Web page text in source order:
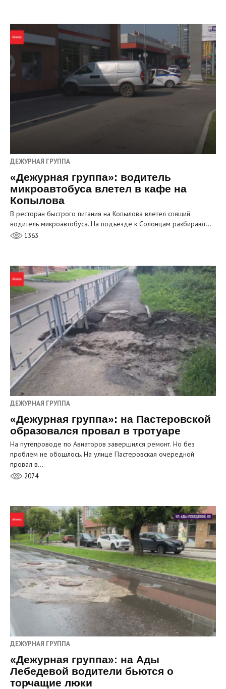
ДЕЖУРНАЯ ГРУППА
«Дежурная группа»: водитель
микроавтобуса влетел в кафе на
Копылова
В ресторан быстрого питания на Копылова влетел спящий
водитель микроавтобуса. На подъезде к Солонцам разбирают…
1363
ДЕЖУРНАЯ ГРУППА
«Дежурная группа»: на Пастеровской
образовался провал в тротуаре
На путепроводе по Авиаторов завершился ремонт. Но без
проблем не обошлось. На улице Пастеровская очередной
провал в…
2074
ДЕЖУРНАЯ ГРУППА
«Дежурная группа»: на Ады
Лебедевой водители бьются о
торчащие люки